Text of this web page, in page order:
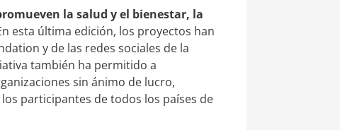
la salud y el bienestar, la
esta última edición, los proyectos han
y de las redes sociales de la
también ha permitido a
sin ánimo de lucro,
participantes de todos los países de